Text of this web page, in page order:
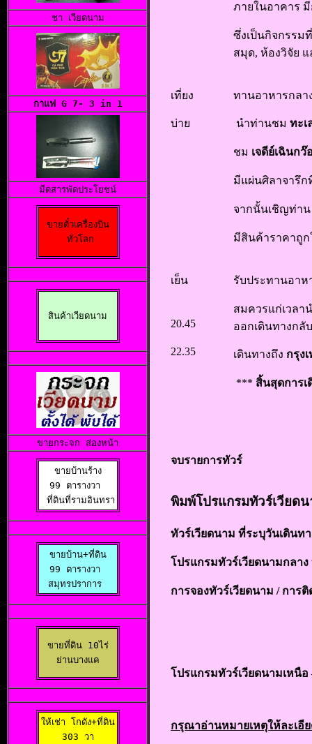
ชา เวียดนาม
กาแฟ G 7- 3 in 1
มีดสารพัดประโยชน
ขายตั๋วเครื่องบิน
ทั่วโลก
สินค้าเวียดนาม
ขายกระจก ส่องหน้า
ขายบ้านร้าง
99 ตารางวา
ที่ดินที่รามอินทรา
ขายบ้าน+ที่ดิน
99 ตารางวา
สมุทรปราการ
ขายที่ดิน 10ไร่
ย่านบางแค
ให้เช่า โกดัง+ที่ดิน
303 วา
ภายในอาคาร
ซึ่งเป็นกิจกรรม
สมุด, ห้องวิจัย
เที่ยง ทานอาหารกลา
บ่าย นำท่านชม ทะเ
ชม เจดีย์เฉินกว๊
มีแผ่นศิลาจารึก
จากนั้นเชิญท่า
มีสินค้าราคาถูก
เย็น รับประทานอา
สมควรแก่เวลา
20.45
ออกเดินทางกลั
22.35 เดินทางถึง กรุง
*** สิ้นสุดการ
จบรายการทัวร์
พิมพ์โปรแกรมทัวร์เวียดน
ทัวร์เวียดนาม ที่ระบุวันเดินท
โปรแกรมทัวร์เวียดนามกลา
การจองทัวร์เวียดนาม /การติ
โปรแกรมทัวร์เวียดนามเหนื
กรุณาอ่านหมายเหตุให้ละเอี